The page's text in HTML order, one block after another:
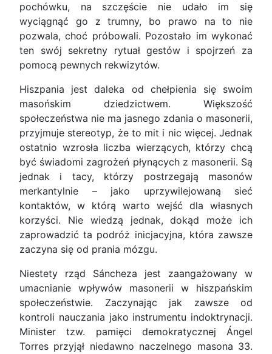
pochówku, na szczęście nie udało im się
wyciągnąć go z trumny, bo prawo na to nie
pozwala, choć próbowali. Pozostało im wykonać
ten swój sekretny rytuał gestów i spojrzeń za
pomocą pewnych rekwizytów.
Hiszpania jest daleka od chełpienia się swoim
masońskim dziedzictwem. Większość
społeczeństwa nie ma jasnego zdania o masonerii,
przyjmuje stereotyp, że to mit i nic więcej. Jednak
ostatnio wzrosła liczba wierzących, którzy chcą
być świadomi zagrożeń płynących z masonerii. Są
jednak i tacy, którzy postrzegają masonów
merkantylnie – jako uprzywilejowaną sieć
kontaktów, w którą warto wejść dla własnych
korzyści. Nie wiedzą jednak, dokąd może ich
zaprowadzić ta podróż inicjacyjna, która zawsze
zaczyna się od prania mózgu.
Niestety rząd Sáncheza jest zaangażowany w
umacnianie wpływów masonerii w hiszpańskim
społeczeństwie. Zaczynając jak zawsze od
kontroli nauczania jako instrumentu indoktrynacji.
Minister tzw. pamięci demokratycznej Ángel
Torres przyjął niedawno naczelnego masona 33.